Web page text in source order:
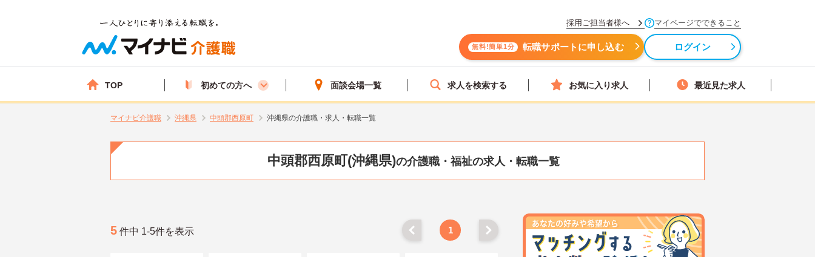
採用ご担当者様へ マイページでできること
無料!簡単1分 転職サポートに申し込む ログイン
TOP 初めての方へ 面談会場一覧 求人を検索する お気に入り求人 最近見た求人
マイナビ介護職 沖縄県 中頭郡西原町 沖縄県の介護職・求人・転職一覧
中頭郡西原町(沖縄県)の介護職・福祉の求人・転職一覧
5 件中 1-5件を表示 1